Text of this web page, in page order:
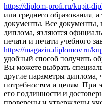
https://diplom-profi.ru/kupit-
или среднего образования,
документы. Все документы,
диплома, являются
печати и печати учебного
https://magazin-diplomov.ru/
удобный способ получить
Вы можете выбрать
другие параметры диплома,
потребностям и целям. При
его подлинности и